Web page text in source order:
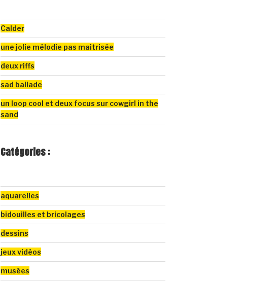
Calder
une jolie mélodie pas maitrisée
deux riffs
sad ballade
un loop cool et deux focus sur cowgirl in the
sand
Catégories :
aquarelles
bidouilles et bricolages
dessins
jeux vidéos
musées